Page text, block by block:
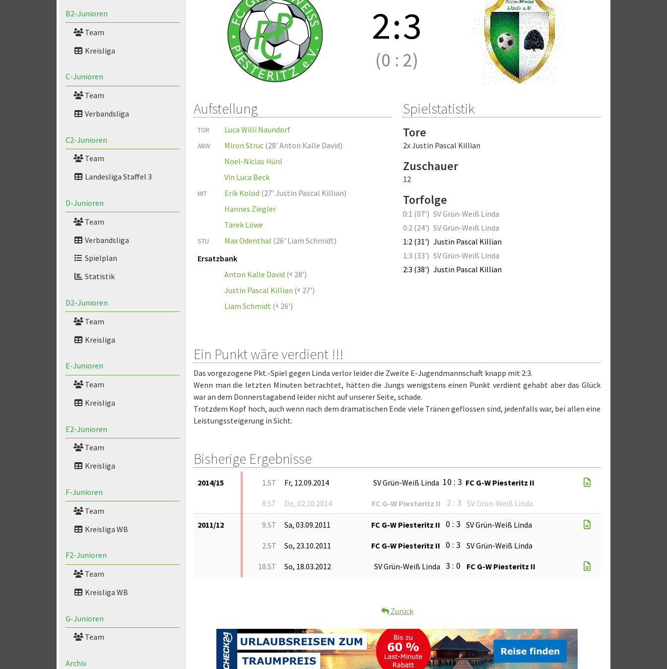
B2-Junioren
Team
Kreisliga
C-Junioren
Team
Verbandsliga
C2-Junioren
Team
Landesliga Staffel 3
D-Junioren
Team
Verbandsliga
Spielplan
Statistik
D2-Junioren
Team
Kreisliga
E-Junioren
Team
Kreisliga
E2-Junioren
Team
Kreisliga
F-Junioren
Team
Kreisliga WB
F2-Junioren
Team
Kreisliga WB
G-Junioren
Team
Archiv
2:3
(0 : 2)
Aufstellung
TOR Luca Willi Naundorf
ABW Miron Struc (28' Anton Kalle David)
Noel-Niclas Hünl
Vin Luca Beck
MIT Erik Kolod (27' Justin Pascal Killian)
Hannes Ziegler
Tarek Löwe
STU Max Odenthal (26' Liam Schmidt)
Ersatzbank
Anton Kalle David ( 28')
Justin Pascal Killian ( 27')
Liam Schmidt ( 26')
Spielstatistik
Tore
2x Justin Pascal Killian
Zuschauer
12
Torfolge
0:1 (07') SV Grün-Weiß Linda
0:2 (24') SV Grün-Weiß Linda
1:2 (31') Justin Pascal Killian
1:3 (33') SV Grün-Weiß Linda
2:3 (38') Justin Pascal Killian
Ein Punkt wäre verdient !!!
Das vorgezogene Pkt.-Spiel gegen Linda verlor leider die Zweite E-Jugendmannschaft knapp mit 2:3.
Wenn man die letzten Minuten betrachtet, hätten die Jungs wenigstens einen Punkt verdient gehabt aber das Glück
war an dem Donnerstagabend leider nicht auf unserer Seite, schade.
Trotzdem Kopf hoch, auch wenn nach dem dramatischen Ende viele Tränen geflossen sind, jedenfalls war, bei allen eine
Leistungssteigerung in Sicht.
Bisherige Ergebnisse
2014/15 1.ST Fr, 12.09.2014 SV Grün-Weiß Linda 10 : 3 FC G-W Piesteritz II
8.ST Do, 02.10.2014 FC G-W Piesteritz II 2 : 3 SV Grün-Weiß Linda
2011/12 9.ST Sa, 03.09.2011 FC G-W Piesteritz II 0 : 3 SV Grün-Weiß Linda
2.ST So, 23.10.2011 FC G-W Piesteritz II 0 : 3 SV Grün-Weiß Linda
18.ST So, 18.03.2012 SV Grün-Weiß Linda 3 : 0 FC G-W Piesteritz II
Zurück